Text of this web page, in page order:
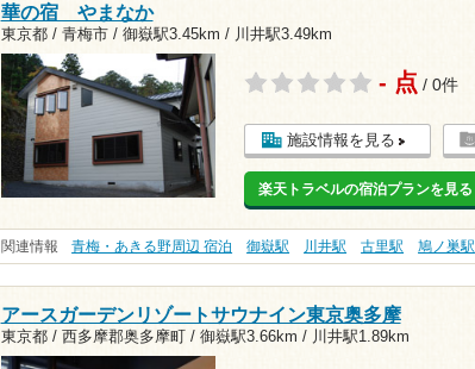
華の宿 やまなか
東京都 / 青梅市 / 御嶽駅3.45km / 川井駅3.49km
- 点 / 0件
施設情報を見る
楽天トラベルの宿泊プランを見る
関連情報 青梅・あきる野周辺 宿泊 御嶽駅 川井駅 古里駅 鳩ノ巣駅
アースガーデンリゾートサウナイン東京奥多摩
東京都 / 西多摩郡奥多摩町 / 御嶽駅3.66km / 川井駅1.89km